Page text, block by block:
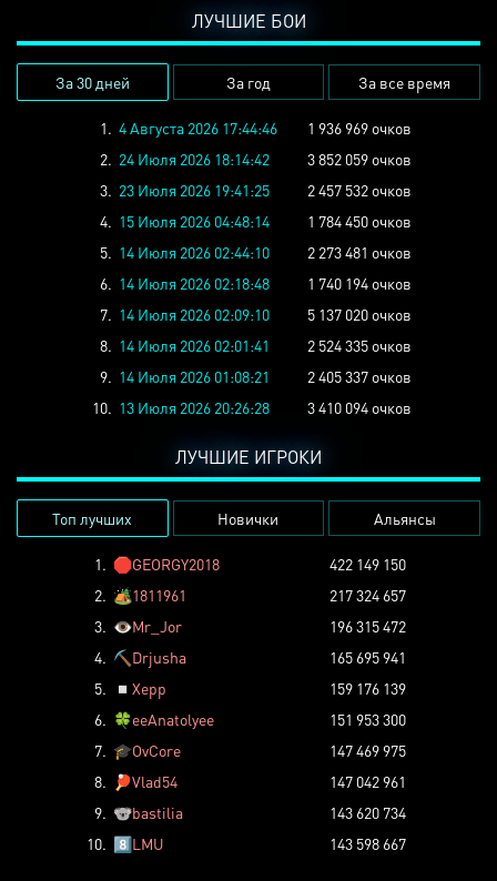
ЛУЧШИЕ БОИ
За 30 дней За год За все время
1. 4 Августа 2026 17:44:46
1 936 969 очков
2. 24 Июля 2026 18:14:42
3 852 059 очков
3. 23 Июля 2026 19:41:25
2 457 532 очков
4. 15 Июля 2026 04:48:14
1 784 450 очков
5. 14 Июля 2026 02:44:10
2 273 481 очков
6. 14 Июля 2026 02:18:48
1 740 194 очков
7. 14 Июля 2026 02:09:10
5 137 020 очков
8. 14 Июля 2026 02:01:41
2 524 335 очков
9. 14 Июля 2026 01:08:21
2 405 337 очков
10. 13 Июля 2026 20:26:28 3 410 094 очков
ЛУЧШИЕ ИГРОКИ
Топ лучших Новички Альянсы
1. 🛑GEORGY2018
422 149 150
2. 🏕️1811961
217 324 657
3. 👁️Mr_Jor
196 315 472
4. ⛏️ Drjusha
165 695 941
5.
◽ Xepp
159 176 139
6. 🍀eeAnatolyee
151 953 300
7. 🎓OvCore
147 469 975
8.
🏓Vlad54
147 042 961
9. 🐨bastilia
143 620 734
10. 8️⃣LMU 143 598 667